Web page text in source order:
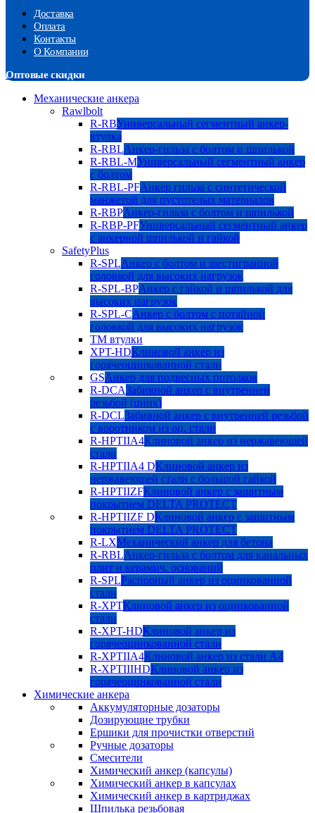
Доставка
Оплата
Контакты
О Компании
Оптовые скидки
Механические анкера
Rawlbolt
R-RBУниверсальный сегментный анкер-
втулка
R-RBLАнкер-гильза с болтом и шпилькой
R-RBL-MУниверсальный сегментный анкер
с болтом
R-RBL-PFАнкер гильза с синтетической
манжетой для пустотелых материалов
R-RBPАнкер-гильза с болтом и шпилькой
R-RBP-PFУниверсальный сегментный анкер
с анкерной шпилькой и гайкой
SafetyPlus
R-SPLАнкер с болтом и шестигранной
головкой для высоких нагрузок
R-SPL-BPАнкер с гайкой и шпилькой для
высоких нагрузок
R-SPL-CАнкер с болтом с потайной
головкой для высоких нагрузок
TM втулки
XPT-HDКлиновой анкер из
горячеоцинкованной стали
GSАнкер для подвесных потолков
R-DCAЗабивной анкер с внутренней
резьбой (цинк)
R-DCLЗабивной анкер с внутренней резьбой
с воротником из оц. стали
R-HPTIIA4Клиновой анкер из нержавеющей
стали
R-HPTIIA4 DКлиновой анкер из
нержавеющей стали с большой гайкой
R-HPTIIZFКлиновой анкер с защитным
покрытием DELTA PROTECT
R-HPTIIZF DКлиновой анкер с защитным
покрытием DELTA PROTECT
R-LXМеханический анкер для бетона
R-RBLАнкер-гильза с болтом для канальных
плит и керамич. оснований
R-SPLРаспорный анкер из оцинкованной
стали
R-XPTКлиновой анкер из оцинкованной
стали
R-XPT-HDКлиновой анкер из
горячеоцинкованной стали
R-XPTIIA4Клиновой анкер из стали А4
R-XPTIIIHDКлиновой анкер из
горячеоцинкованной стали
Химические анкера
Аккумуляторные дозаторы
Дозирующие трубки
Ершики для прочистки отверстий
Ручные дозаторы
Смесители
Химический анкер (капсулы)
Химический анкер в капсулах
Химический анкер в картриджах
Шпилька резьбовая